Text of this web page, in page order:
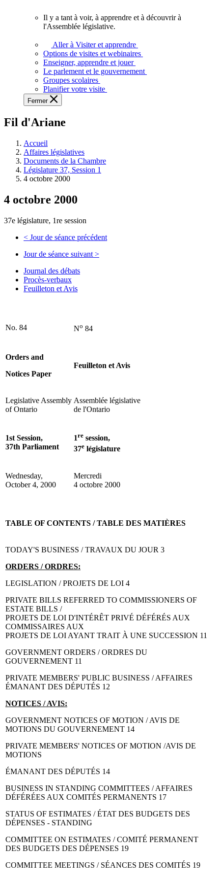
voir,
apprendre
et
à
à
législative.
Il y a tant à voir, à apprendre et à découvrir à
l'Assemblée législative.
Aller à Visiter et apprendre
Options de visites et webinaires
Enseigner, apprendre et jouer
Le parlement et le gouvernement
Groupes scolaires
Planifier votre visite
Fermer
Fil d'Ariane
Accueil
Affaires législatives
Documents de la Chambre
Législature 37, Session 1
4 octobre 2000
4 octobre 2000
37e législature, 1re session
< Jour de séance précédent
Jour de séance suivant >
Journal des débats
Procès-verbaux
Feuilleton et Avis
No. 84 No 84
Orders and
Notices Paper
Feuilleton et Avis
Legislative Assembly
of Ontario
Assemblée législative
de l'Ontario
1st Session,
37th Parliament
1re session,
37e législature
Wednesday,
October 4, 2000
Mercredi
4 octobre 2000
TABLE OF CONTENTS / TABLE DES MATIÈRES
TODAY'S BUSINESS / TRAVAUX DU JOUR 3
ORDERS / ORDRES:
LEGISLATION / PROJETS DE LOI 4
PRIVATE BILLS REFERRED TO COMMISSIONERS OF
ESTATE BILLS /
PROJETS DE LOI D'INTÉRÊT PRIVÉ DÉFÉRÉS AUX
COMMISSAIRES AUX
PROJETS DE LOI AYANT TRAIT À UNE SUCCESSION 11
GOVERNMENT ORDERS / ORDRES DU
GOUVERNEMENT 11
PRIVATE MEMBERS' PUBLIC BUSINESS / AFFAIRES
ÉMANANT DES DÉPUTÉS 12
NOTICES / AVIS:
GOVERNMENT NOTICES OF MOTION / AVIS DE
MOTIONS DU GOUVERNEMENT 14
PRIVATE MEMBERS' NOTICES OF MOTION /AVIS DE
MOTIONS
ÉMANANT DES DÉPUTÉS 14
BUSINESS IN STANDING COMMITTEES / AFFAIRES
DÉFÉRÉES AUX COMITÉS PERMANENTS 17
STATUS OF ESTIMATES / ÉTAT DES BUDGETS DES
DÉPENSES - STANDING
COMMITTEE ON ESTIMATES / COMITÉ PERMANENT
DES BUDGETS DES DÉPENSES 19
COMMITTEE MEETINGS / SÉANCES DES COMITÉS 19